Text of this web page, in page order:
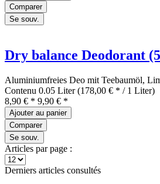
Comparer
Se souv.
Dry balance Deodorant
Aluminiumfreies Deo mit Teebaumöl,
Contenu 0.05 Liter(178,00 € * / 1 Liter)
8,90 € * 9,90 € *
Ajouter au panier
Comparer
Se souv.
Articles par page :
Derniers articles consultés